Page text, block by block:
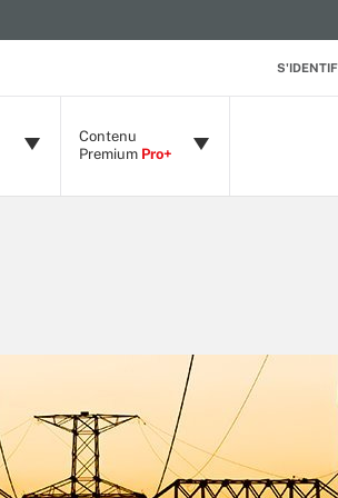
Contenu
Premium Pro+